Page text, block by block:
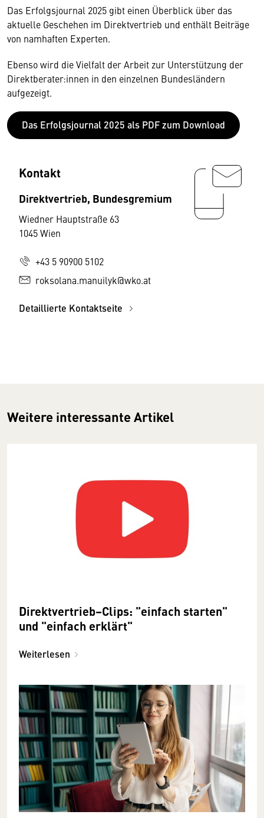
Das Erfolgsjournal 2025 gibt einen Überblick über das
aktuelle Geschehen im Direktvertrieb und enthält Beiträge
von namhaften Experten.
Ebenso wird die Vielfalt der Arbeit zur Unterstützung der
Direktberater:innen in den einzelnen Bundesländern
aufgezeigt.
Das Erfolgsjournal 2025 als PDF zum Download
Kontakt
Direktvertrieb, Bundesgremium
Wiedner Hauptstraße 63
1045 Wien
+43 5 90900 5102
roksolana.manuilyk@wko.at
Detaillierte Kontaktseite
Weitere interessante Artikel
Direktvertrieb–Clips: "einfach starten"
und "einfach erklärt"
Weiterlesen